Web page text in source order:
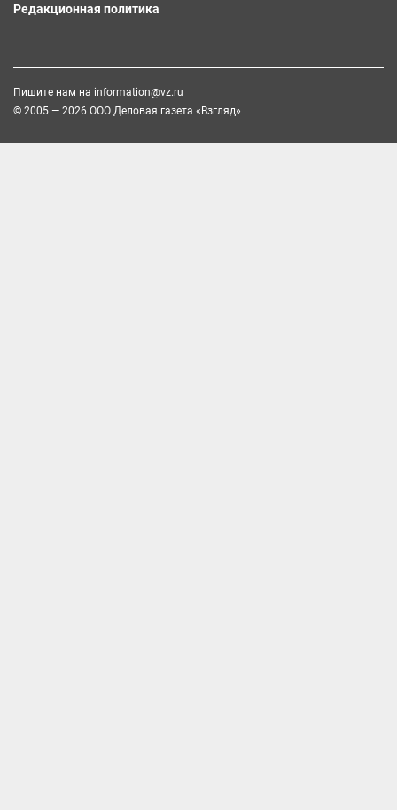
Редакционная политика
Пишите нам на information@vz.ru
© 2005 — 2026 ООО Деловая газета «Взгляд»